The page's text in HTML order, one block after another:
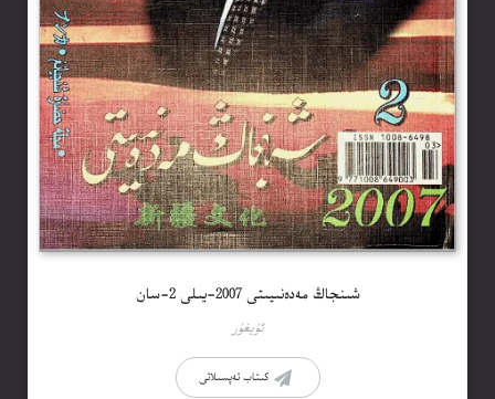
شىنجاڭ مەدەنىيىتى 2007-يىلى 2-سان
ئۇيغۇر
كىتاب تەپسىلاتى